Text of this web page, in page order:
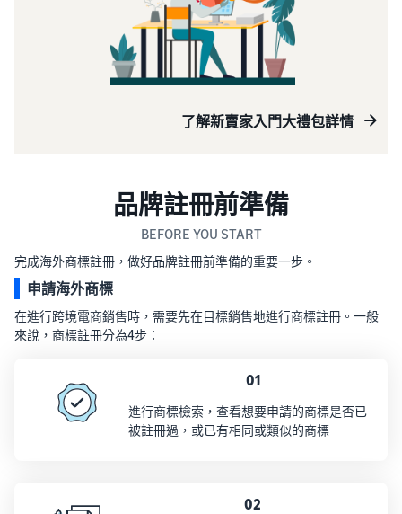
了解新賣家入門大禮包詳情
品牌註冊前準備
BEFORE YOU START
完成海外商標註冊，做好品牌註冊前準備的重要一步。
申請海外商標
在進行跨境電商銷售時，需要先在目標銷售地進行商標註冊。一般
來說，商標註冊分為4步：
01
進行商標檢索，查看想要申請的商標是否已
被註冊過，或已有相同或類似的商標
02